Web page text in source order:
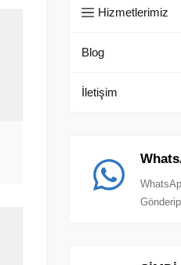
Hizmetlerimiz
Blog
İletişim